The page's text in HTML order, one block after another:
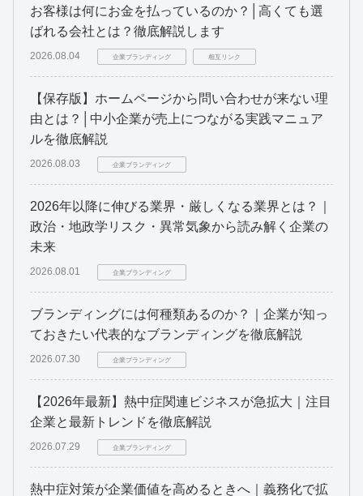
お客様は何にお金を払っているのか？│高くても選
ばれる会社とは？徹底解説します
2026.08.04 企業ブランディング 相互リンク
【保存版】ホームページから問い合わせが来ない理
由とは？│中小企業が売上につながる実践マニュア
ルを徹底解説
2026.08.03 企業ブランディング
2026年以降に伸びる業界・厳しくなる業界とは？｜
政治・地政学リスク・異常気象から読み解く企業の
未来
2026.08.01 企業ブランディング
ブランディングには何種類あるのか？｜企業が知っ
ておきたい代表的なブランディングを徹底解説
2026.07.30 企業ブランディング
【2026年最新】熱中症関連ビジネスが急拡大｜注目
企業と最新トレンドを徹底解説
2026.07.29 企業ブランディング
熱中症対策が企業価値を高めるときへ｜義務化で拡